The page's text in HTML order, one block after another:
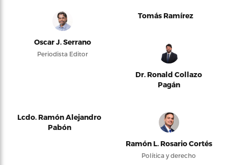
Oscar J. Serrano
Periodista Editor
Tomás Ramírez
Dr. Ronald Collazo
Pagán
Lcdo. Ramón Alejandro
Pabón
Ramón L. Rosario Cortés
Política y derecho